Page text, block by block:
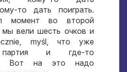
то дать поиграть.
момент во второй
мы вели шесть очков и
myśl, что уже
партия и где-то
Вот на это надо